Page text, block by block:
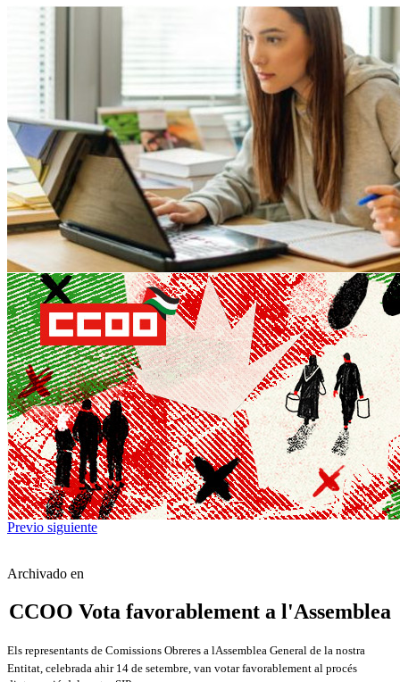
Previo siguiente
Archivado en
CCOO Vota favorablement a l'Assemblea
Els representants de Comissions Obreres a lAssemblea General de la nostra
Entitat, celebrada ahir 14 de setembre, van votar favorablement al procés